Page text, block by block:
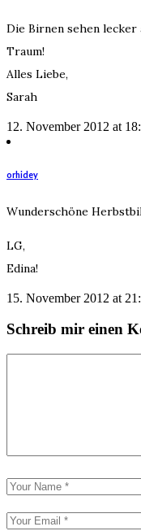
Die Birnen sehen lecker
Traum!
Alles Liebe,
Sarah
12. November 2012 at
orhidey
Wunderschöne
LG,
Edina!
15. November 2012 at
Schreib mir einen